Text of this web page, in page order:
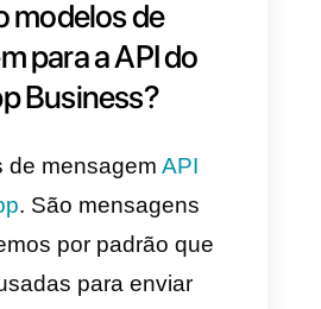
Business.
que vamos
ao seu gosto. Adapte-
e use-os como